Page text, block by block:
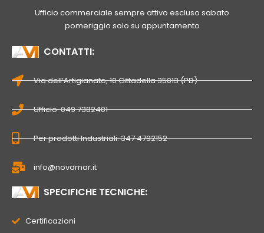
Ufficio commerciale sempre attivo escluso sabato
pomeriggio solo su appuntamento
CONTATTI:
Via dell’Artigianato, 10 Cittadella 35013 (PD)
Ufficio: 049 7382401
Per prodotti Industriali: 347 4792152
info@novamar.it
SPECIFICHE TECNICHE:
Certificazioni